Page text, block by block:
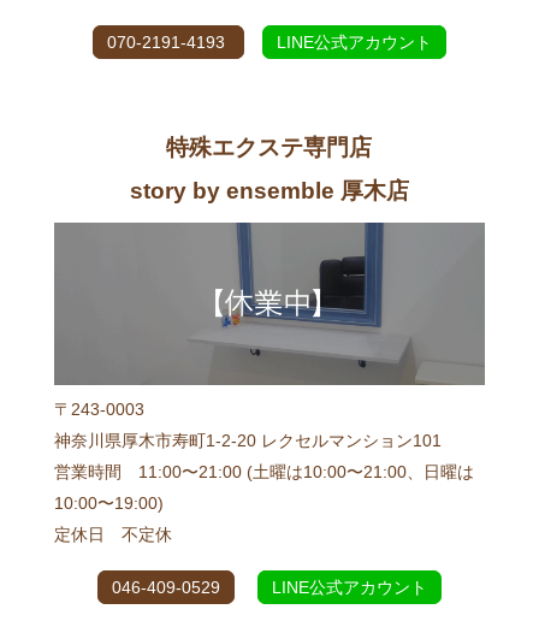
070-2191-4193 LINE公式アカウント
特殊エクステ専門店
story by ensemble 厚木店
〒243-0003
神奈川県厚木市寿町1-2-20 レクセルマンション101
営業時間 11:00〜21:00 (土曜は10:00〜21:00、日曜は
10:00〜19:00)
定休日 不定休
046-409-0529 LINE公式アカウント